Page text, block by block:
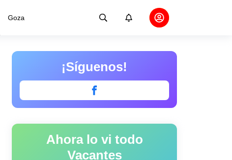
Goza
¡Síguenos!
Ahora lo vi todo
Vacantes